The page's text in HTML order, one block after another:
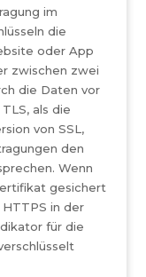
im
die
oder App
zwischen zwei
die Daten vor
als die
von SSL,
den
Wenn
gesichert
in der
für die